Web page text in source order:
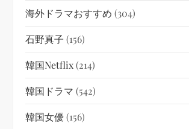
海外ドラマおすすめ (304)
石野真子 (156)
韓国netflix(214)
韓国ドラマ (542)
韓国女優(156)